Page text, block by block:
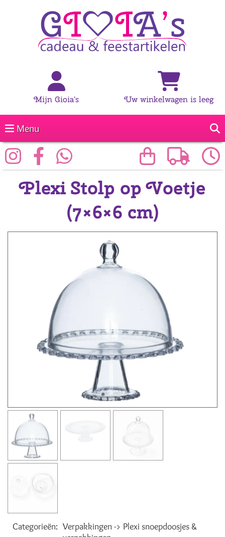
Mijn Gioia's Uw winkelwagen is leeg
Menu
Plexi Stolp op Voetje
(7×6×6 cm)
Categorieën: Verpakkingen -> Plexi snoepdoosjes &